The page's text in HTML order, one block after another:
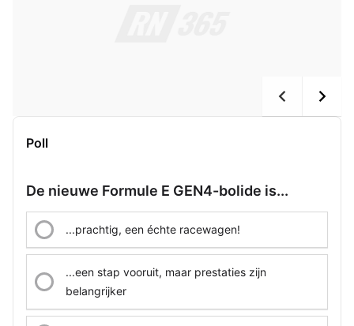
Poll
De nieuwe Formule E GEN4-bolide is...
...prachtig, een échte racewagen!
...een stap vooruit, maar prestaties zijn
belangrijker